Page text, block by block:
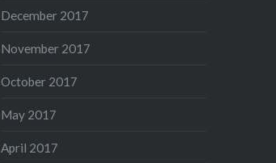
December 2017
November 2017
October 2017
May 2017
April 2017